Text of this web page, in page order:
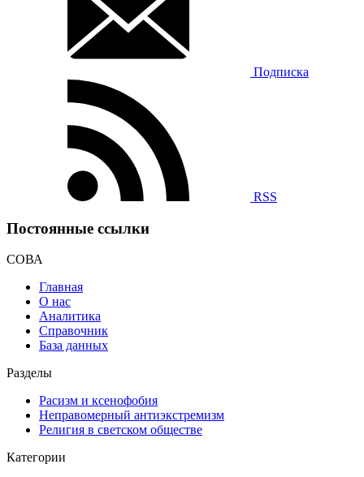
Подписка
RSS
Постоянные ссылки
СОВА
Главная
О нас
Аналитика
Справочник
База данных
Разделы
Расизм и ксенофобия
Неправомерный антиэкстремизм
Религия в светском обществе
Категории